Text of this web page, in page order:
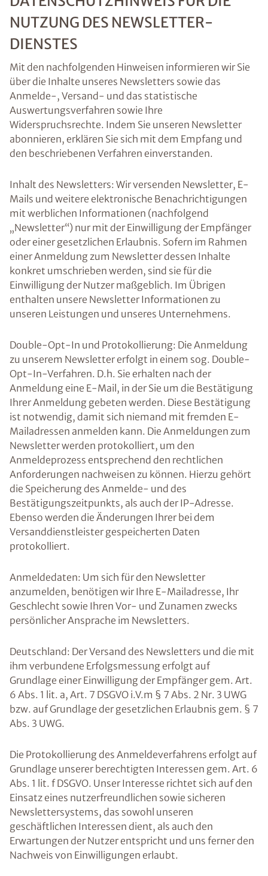
NUTZUNG DES NEWSLETTER-
DIENSTES
Mit den nachfolgenden Hinweisen informieren wir Sie
über die Inhalte unseres Newsletters sowie das
Anmelde-, Versand- und das statistische
Auswertungsverfahren sowie Ihre
Widerspruchsrechte. Indem Sie unseren Newsletter
abonnieren, erklären Sie sich mit dem Empfang und
den beschriebenen Verfahren einverstanden.
Inhalt des Newsletters: Wir versenden Newsletter, E-
Mails und weitere elektronische Benachrichtigungen
mit werblichen Informationen (nachfolgend
„Newsletter“) nur mit der Einwilligung der Empfänger
oder einer gesetzlichen Erlaubnis. Sofern im Rahmen
einer Anmeldung zum Newsletter dessen Inhalte
konkret umschrieben werden, sind sie für die
Einwilligung der Nutzer maßgeblich. Im Übrigen
enthalten unsere Newsletter Informationen zu
unseren Leistungen und unseres Unternehmens.
Double-Opt-In und Protokollierung: Die Anmeldung
zu unserem Newsletter erfolgt in einem sog. Double-
Opt-In-Verfahren. D.h. Sie erhalten nach der
Anmeldung eine E-Mail, in der Sie um die Bestätigung
Ihrer Anmeldung gebeten werden. Diese Bestätigung
ist notwendig, damit sich niemand mit fremden E-
Mailadressen anmelden kann. Die Anmeldungen zum
Newsletter werden protokolliert, um den
Anmeldeprozess entsprechend den rechtlichen
Anforderungen nachweisen zu können. Hierzu gehört
die Speicherung des Anmelde- und des
Bestätigungszeitpunkts, als auch der IP-Adresse.
Ebenso werden die Änderungen Ihrer bei dem
Versanddienstleister gespeicherten Daten
protokolliert.
Anmeldedaten: Um sich für den Newsletter
anzumelden, benötigen wir Ihre E-Mailadresse, Ihr
Geschlecht sowie Ihren Vor- und Zunamen zwecks
persönlicher Ansprache im Newsletters.
Deutschland: Der Versand des Newsletters und die mit
ihm verbundene Erfolgsmessung erfolgt auf
Grundlage einer Einwilligung der Empfänger gem. Art.
6 Abs. 1 lit. a, Art. 7 DSGVO i.V.m § 7 Abs. 2 Nr. 3 UWG
bzw. auf Grundlage der gesetzlichen Erlaubnis gem. § 7
Abs. 3 UWG.
Die Protokollierung des Anmeldeverfahrens erfolgt auf
Grundlage unserer berechtigten Interessen gem. Art. 6
Abs. 1 lit. f DSGVO. Unser Interesse richtet sich auf den
Einsatz eines nutzerfreundlichen sowie sicheren
Newslettersystems, das sowohl unseren
geschäftlichen Interessen dient, als auch den
Erwartungen der Nutzer entspricht und uns ferner den
Nachweis von Einwilligungen erlaubt.